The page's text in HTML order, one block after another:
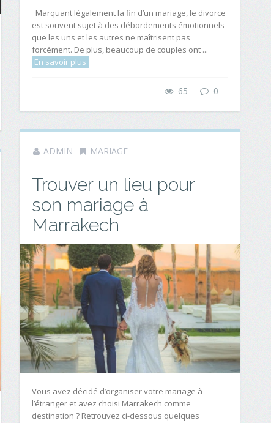
Marquant légalement la fin d’un mariage, le divorce
est souvent sujet à des débordements émotionnels
que les uns et les autres ne maîtrisent pas
forcément. De plus, beaucoup de couples ont ...
En savoir plus
65 0
ADMIN MARIAGE
Trouver un lieu pour
son mariage à
Marrakech
Vous avez décidé d’organiser votre mariage à
l’étranger et avez choisi Marrakech comme
destination ? Retrouvez ci-dessous quelques